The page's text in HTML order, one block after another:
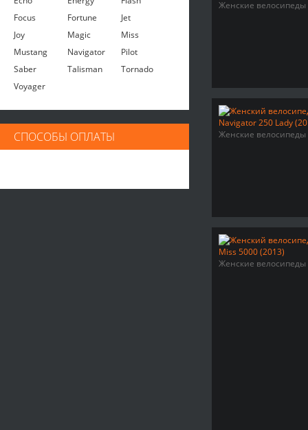
Focus
Fortune
Jet
Joy
Magic
Miss
Mustang
Navigator
Pilot
Saber
Talisman
Tornado
Voyager
СПОСОБЫ ОПЛАТЫ
Женские велосипеды
Женские велосипеды
Женские велосипеды